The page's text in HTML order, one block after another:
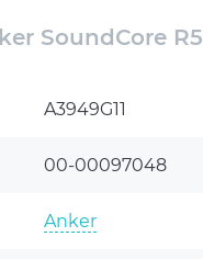
звука
кодеки AAC и
сохраняя простоту
переключать
SoundСore
A3949G11
00-00097048
Anker